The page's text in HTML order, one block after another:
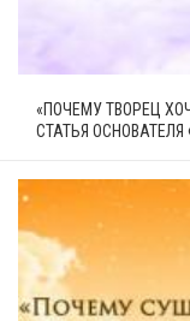
«ПОЧЕМУ ТВОРЕЦ
СТАТЬЯ